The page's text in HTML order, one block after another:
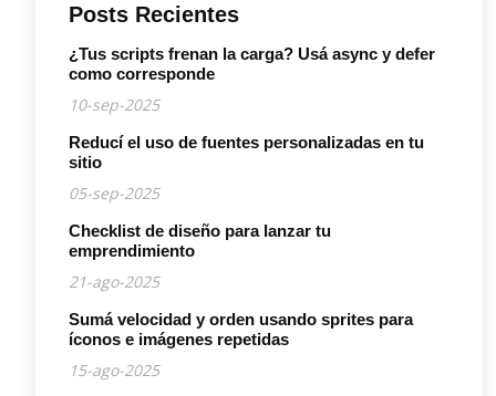
Posts Recientes
¿Tus scripts frenan la carga? Usá async y defer
como corresponde
10-sep-2025
Reducí el uso de fuentes personalizadas en tu
sitio
05-sep-2025
Checklist de diseño para lanzar tu
emprendimiento
21-ago-2025
Sumá velocidad y orden usando sprites para
íconos e imágenes repetidas
15-ago-2025